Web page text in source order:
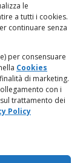
le
a tutti i cookies.
continuare senza
per consensuare
Cookies
di marketing.
con i
trattamento dei
Policy
e dati